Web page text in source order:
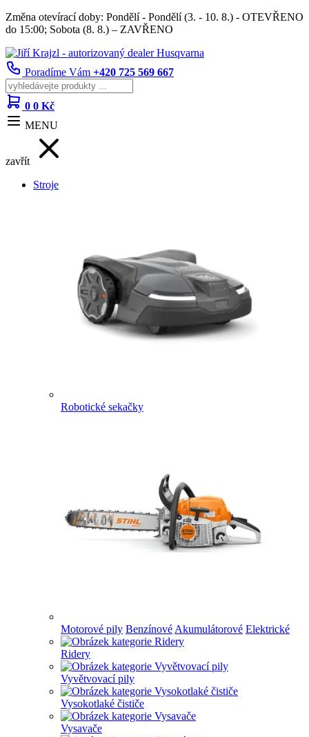
Změna otevírací doby: Pondělí - Pondělí (3. - 10. 8.) - OTEVŘENO
do 15:00; Sobota (8. 8.) – ZAVŘENO
Poradíme Vám +420 725 569 667
0 0 Kč
MENU
zavřít
Stroje
Robotické sekačky
Motorové pily Benzínové Akumulátorové Elektrické
Ridery
Vyvětvovací pily
Vysokotlaké čističe
Vysavače